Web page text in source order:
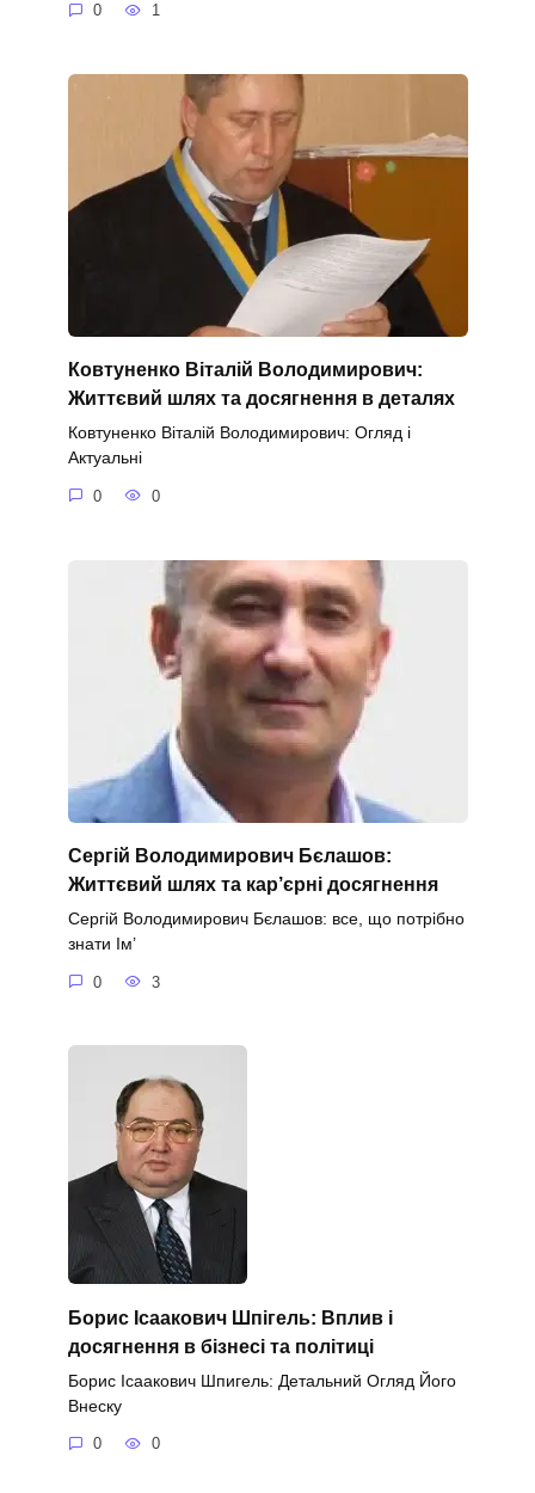
0 1
Ковтуненко Віталій Володимирович:
Життєвий шлях та досягнення в деталях
Ковтуненко Віталій Володимирович: Огляд і
Актуальні
0 0
Сергій Володимирович Бєлашов:
Життєвий шлях та кар’єрні досягнення
Сергій Володимирович Бєлашов: все, що потрібно
знати Ім’
0 3
Борис Ісаакович Шпігель: Вплив і
досягнення в бізнесі та політиці
Борис Ісаакович Шпигель: Детальний Огляд Його
Внеску
0 0